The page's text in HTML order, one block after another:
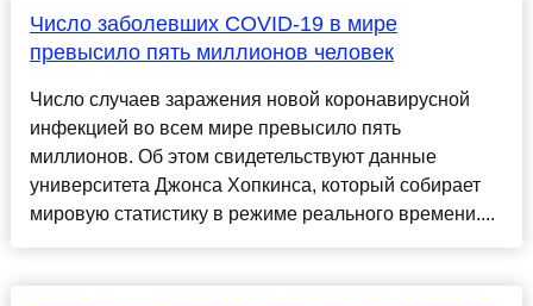
Число заболевших COVID-19 в мире
превысило пять миллионов человек
Число случаев заражения новой коронавирусной
инфекцией во всем мире превысило пять
миллионов. Об этом свидетельствуют данные
университета Джонса Хопкинса, который собирает
мировую статистику в режиме реального времени....